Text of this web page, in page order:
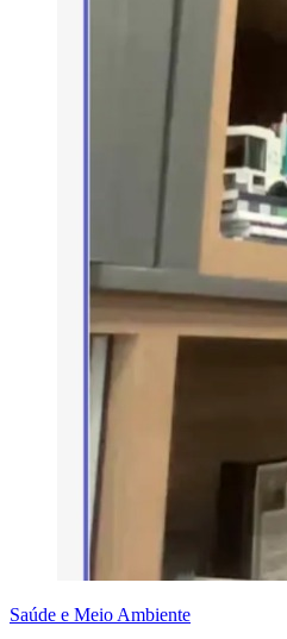
Saúde e Meio Ambiente